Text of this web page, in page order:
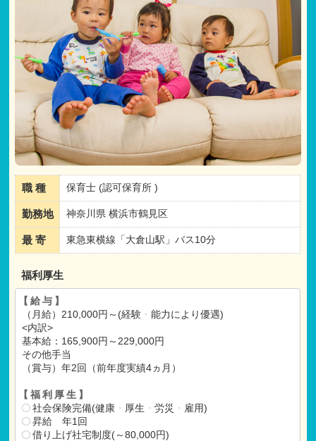
職 種 保育士 (認可保育所 )
勤務地 神奈川県 横浜市鶴見区
最 寄 東急東横線「大倉山駅」バス10分
福利厚生
【給与】
（月給）210,000円～(経験・ 能力により優遇)
<内訳>
基本給：165,900円～229,000円
その他手当
（賞与）年2回（前年度実績4ヵ月）
【福利厚生】
社会保険完備(健康・ 厚生 ・ 労災 ・ 雇用)
昇給 年1回
借り上げ社宅制度(～80,000円)